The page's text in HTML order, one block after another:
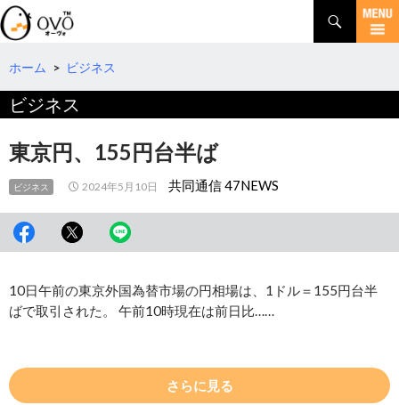
検
索
コ
テ
へ
移
動
ホーム > ビジネス
ビジネス
東京円、155円台半ば
ビジネス 2024年5月10日 共同通信 47NEWS
10日午前の東京外国為替市場の円相場は、1ドル＝155円台半
ばで取引された。 午前10時現在は前日比……
さらに見る